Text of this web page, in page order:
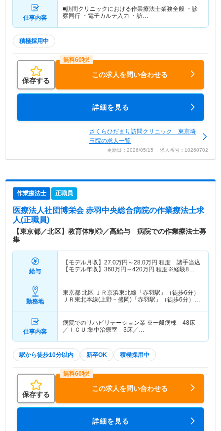
仕事内容
■訪問クリニックにおける作業療法士業務全般 ・診
察同行 ・電子カルテ入力 ・訪…
積極採用中
保存する
この求人を問い合わせる
詳細を見る
さくらひだまり訪問クリニック 東京埼
玉院の求人一覧
更新日：2026/05/15 求人番号：10260702
作業療法士 正職員
医療法人社団博栄会 赤羽中央総合病院の作業療法士求
人(正職員)
【東京都／北区】教育体制◎／高給与 病院での作業療法士募
集
給与
【モデル月収】 27.0万円～28.0万円 程度 諸手当込
【モデル年収】 360万円～420万円 程度※経験8年
勤務地
東京都 北区 ＪＲ京浜東北線「赤羽駅」（徒歩6分）
ＪＲ東北本線(上野－盛岡)「赤羽駅」（徒歩6分）
仕事内容
病院でのリハビリテーション業 ※一般病棟 48床
／ＩＣＵ:集中治療室 3床／…
駅から徒歩10分以内 新卒OK 積極採用中
保存する
この求人を問い合わせる
詳細を見る